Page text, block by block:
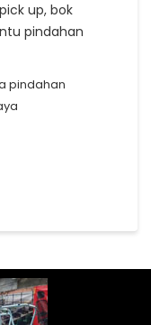
up, bok
pindahan
pindahan